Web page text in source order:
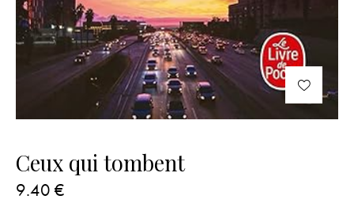
Ceux qui tombent
9.40 €